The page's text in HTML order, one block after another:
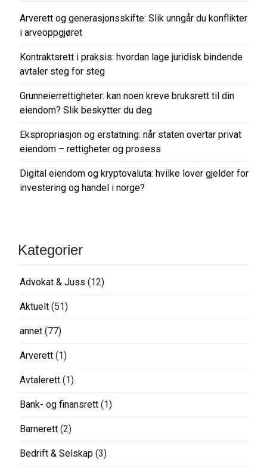
g
s
o
n
Arverett og generasjonsskifte: Slik unngår du konflikter
i arveoppgjøret
Kontraktsrett i praksis: hvordan lage juridisk bindende
avtaler steg for steg
Grunneierrettigheter: kan noen kreve bruksrett til din
eiendom? Slik beskytter du deg
Ekspropriasjon og erstatning: når staten overtar privat
eiendom – rettigheter og prosess
Digital eiendom og kryptovaluta: hvilke lover gjelder for
investering og handel i norge?
Kategorier
Advokat & Juss (12)
Aktuelt (51)
annet (77)
Arverett (1)
Avtalerett (1)
Bank- og finansrett (1)
Barnerett (2)
Bedrift & Selskap (3)